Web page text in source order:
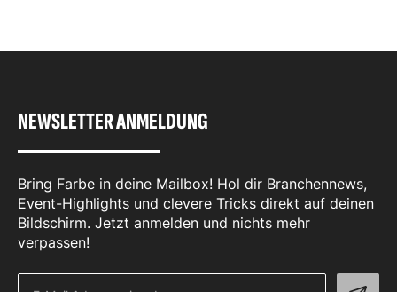
NEWSLETTER ANMELDUNG
Bring Farbe in deine Mailbox! Hol dir Branchennews,
Event-Highlights und clevere Tricks direkt auf deinen
Bildschirm. Jetzt anmelden und nichts mehr
verpassen!